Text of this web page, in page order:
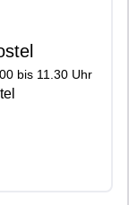
bis 11.30 Uhr